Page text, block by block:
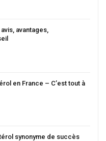
avantages,
en France – C’est tout à
synonyme de succès